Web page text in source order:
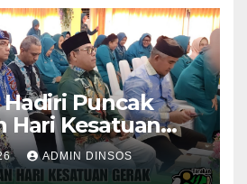
Hadiri Puncak
Hari Kesatuan
ke-54 Tingkat
ADMIN DINSOS